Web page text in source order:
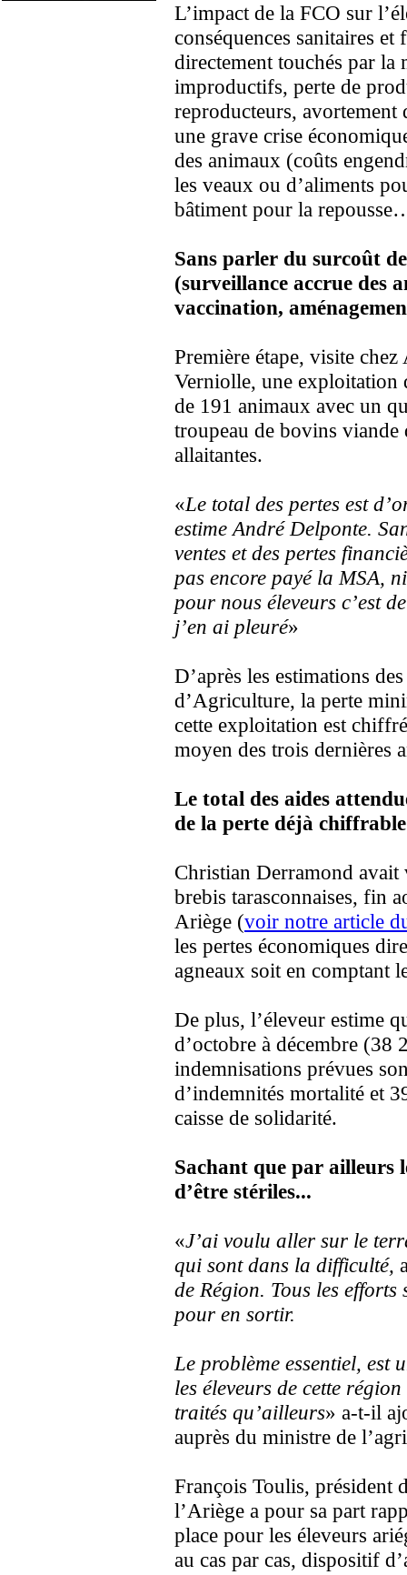
L’impact de la FCO sur
conséquences sanitaires
directement touchés par la
improductifs, perte de
reproducteurs,
une grave crise
des animaux (coûts
les veaux ou d’aliments
bâtiment pour la
Sans parler du surcoût
(surveillance accrue des
vaccination,
Première étape, visite
Verniolle, une exploitation
de 191 animaux avec un
troupeau de bovins
allaitantes.
«Le total des pertes est
estime André Delponte.
ventes et des pertes
pas encore payé la MSA,
pour nous éleveurs c’est
j’en ai pleuré»
D’après les estimations
d’Agriculture, la perte
cette exploitation est
moyen des trois dernières
Le total des aides
de la perte déjà
Christian Derramond avait
brebis tarasconnaises, fin
Ariège (voir notre article
les pertes économiques
agneaux soit en comptant
De plus, l’éleveur estime
d’octobre à décembre (38
indemnisations prévues
d’indemnités mortalité et
caisse de solidarité.
Sachant que par ailleurs
d’être stériles...
«J’ai voulu aller sur le
qui sont dans la difficulté,
de Région. Tous les efforts
pour en sortir.
Le problème essentiel,
les éleveurs de cette
traités qu’ailleurs» a-t-il
auprès du ministre de
François Toulis, président
l’Ariège a pour sa part
place pour les éleveurs
au cas par cas, dispositif